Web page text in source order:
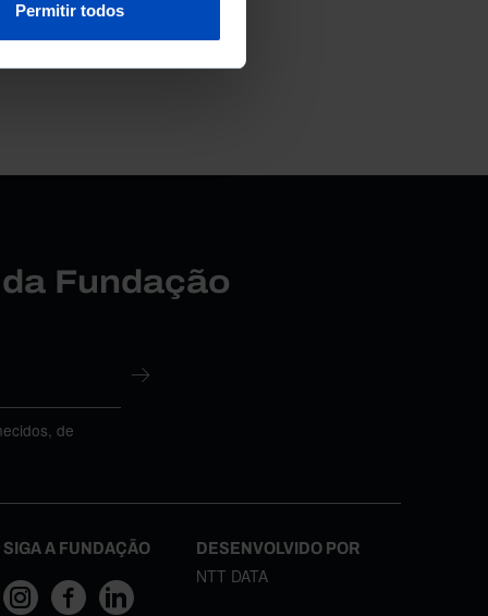
Permitir todos
Fundação
de
SIGA A FUNDAÇÃO DESENVOLVIDO POR
NTT DATA